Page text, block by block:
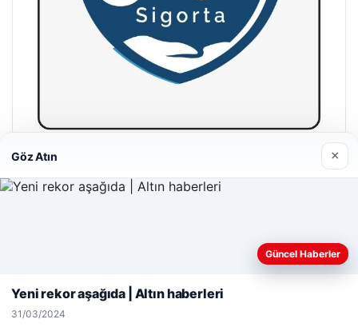
Hastaş Beton
26/05/2026
© 2026 Kripto Para Haberleri
Web sitemizi nasıl kullandığınızı daha iyi anlayabilmek,
deneyiminizi kişiselleştirmek ve geliştirmek amacıyla çerezler
Çerez Politikamız
Kabul Et
Göz Atın ×
Güncel Haberler
Yeni rekor aşağıda | Altın haberleri
31/03/2024